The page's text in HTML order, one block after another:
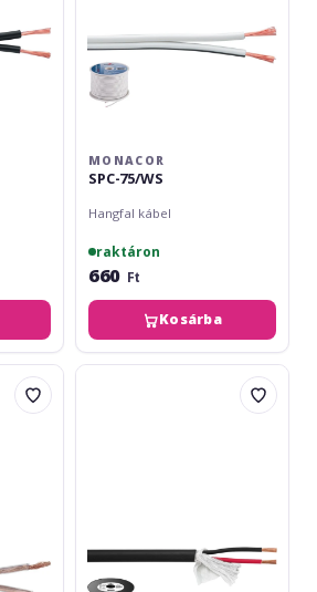
MONACOR
SPC-75/WS
Hangfal kábel
raktáron
660 Ft
Kosárba
Monacor